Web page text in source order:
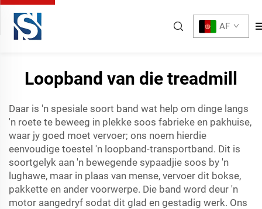
AF
Loopband van die treadmill
Daar is 'n spesiale soort band wat help om dinge langs
'n roete te beweeg in plekke soos fabrieke en pakhuise,
waar jy goed moet vervoer; ons noem hierdie
eenvoudige toestel 'n loopband-transportband. Dit is
soortgelyk aan 'n bewegende sypaadjie soos by 'n
lughawe, maar in plaas van mense, vervoer dit bokse,
pakkette en ander voorwerpe. Die band word deur 'n
motor aangedryf sodat dit glad en gestadig werk. Ons